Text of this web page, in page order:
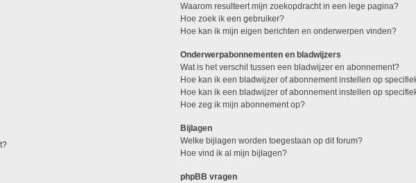
Waarom resulteert mijn zoekopdracht in een lege pagina?
Hoe zoek ik een gebruiker?
Hoe kan ik mijn eigen berichten en onderwerpen vinden?
Onderwerpabonnementen en bladwijzers
Wat is het verschil tussen een bladwijzer en abonnement?
Hoe kan ik een bladwijzer of abonnement instellen op
Hoe kan ik een bladwijzer of abonnement instellen op
Hoe zeg ik mijn abonnement op?
Bijlagen
Welke bijlagen worden toegestaan op dit forum?
Hoe vind ik al mijn bijlagen?
phpBB vragen